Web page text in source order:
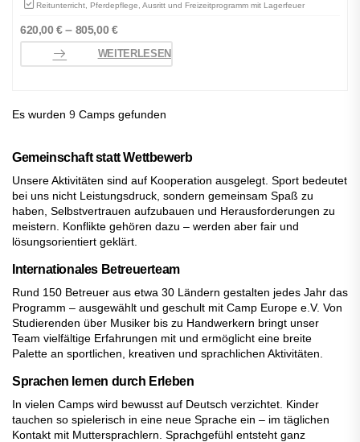
Reitunterricht, Pferdepflege, Ausritt und Freizeitprogramm mit Lagerfeuer
620,00€– 805,00€
WEITERLESEN
Es wurden 9 Camps gefunden
Gemeinschaft statt Wettbewerb
Unsere Aktivitäten sind auf Kooperation ausgelegt. Sport bedeutet
bei uns nicht Leistungsdruck, sondern gemeinsam Spaß zu
haben, Selbstvertrauen aufzubauen und Herausforderungen zu
meistern. Konflikte gehören dazu – werden aber fair und
lösungsorientiert geklärt.
Internationales Betreuerteam
Rund 150 Betreuer aus etwa 30 Ländern gestalten jedes Jahr das
Programm – ausgewählt und geschult mit Camp Europe e.V. Von
Studierenden über Musiker bis zu Handwerkern bringt unser
Team vielfältige Erfahrungen mit und ermöglicht eine breite
Palette an sportlichen, kreativen und sprachlichen Aktivitäten.
Sprachen lernen durch Erleben
In vielen Camps wird bewusst auf Deutsch verzichtet. Kinder
tauchen so spielerisch in eine neue Sprache ein – im täglichen
Kontakt mit Muttersprachlern. Sprachgefühl entsteht ganz